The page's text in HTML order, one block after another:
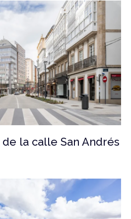
la calle San Andrés